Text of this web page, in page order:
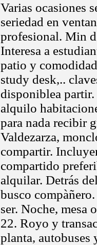
Varias ocasiones
seriedad en
profesional. Min
Interesa a
patio y
study desk,..
disponiblea partir.
alquilo
para nada recibir
Valdezarza,
compartir.
compartido
alquilar. Detrás
busco
ser. Noche, mesa
22. Royo y
planta, autobuses